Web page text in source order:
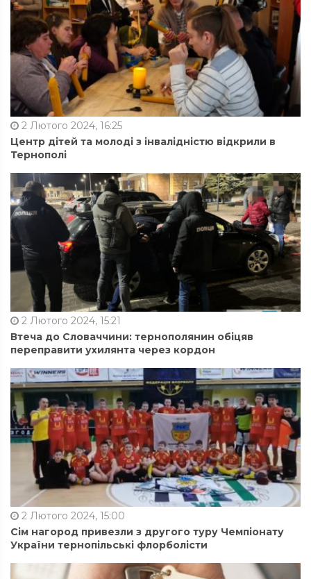
2 Лютого 2024, 16:25
Центр дітей та молоді з інвалідністю відкрили в
Тернополі
2 Лютого 2024, 15:21
Втеча до Словаччини: тернополянин обіцяв
переправити ухилянта через кордон
2 Лютого 2024, 15:00
Сім нагород привезли з другого туру Чемпіонату
України тернопільські флорболісти